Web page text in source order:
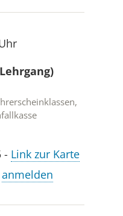
- Link zur Karte
anmelden